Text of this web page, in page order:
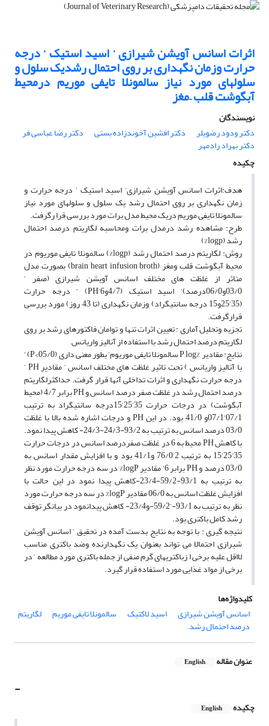
اثرات اسانس آویشن شیرازی ‘ اسید استیک ‘ درجه
حرارت وزمان نگهداری بر روی احتمال رشدیک سلول و
سلولهای مورد نیاز سالمونلا تایفی موریم درمحیط
آبگوشت قلب –مغز
نویسندگان
دکتر ودود رضویلر
دکتر افشین آخوندزاده بستی دکتر رضا عباسی فر
دکتر بهراد رادمهر
چکیده
هدف:اثرات اسانس آویشن شیرازی‘ اسید استیک ‘ درجه حرارت و
زمان نگهداری بر روی احتمال رشد یک سلول و سلولهای مورد نیاز
سالمونلا تایفی موریم دریک محیط مدل برات مورد بررسی قرا رگرفت.
طرح: مشاهده رشد درمدل برات ومحاسبه لگاریتم درصد احتمال
رشد (logp%)
روش: لگاریتم درصد احتمال رشد (logp%) سالمونلا تایفی موریوم در
محیط آبگوشت قلب ومغز (brain heart infusion broth) بصورت مدل
متاثر از غلظت های مختلف اسانس آویشن شیرازی (صفر ‘
03/0و06/0درصد)‘ اسید استیک (4/7و6‘PH) ‘ درجه حرارت
(35‘25و15 درجه سانتیگراد) وزمان نگهداری (تا 43 روز) مورد بررسی
قرارگرفت.
تجزیه وتحلیل آماری : تعیین اثرات تنها و توامان فاکتورهای رشد بر روی
لگاریتم درصد احتمال رشد با استفاده از آنالیز واریانس
نتایج: مقادیر %P log سالمونلا تایفی موریوم‘ بطور معنی داری (05/0>P) ‘
با آنالیز واریانس ) تحت تاثیر غلظت های مختلف اسانس ‘ مقادیر PH ‘
درجه حرارت نگهداری و اثرات تداخلی آنها قرار گرفت. حداکثرلگاریتم
درصد احتمال رشد در غلظت صفر درصد اسانس و PH برابر 4/7 (محیط
آبگوشت) در درجات حرارت 35‘25‘15درجه سانتیگراد به ترتیب
07/1‘07/1و 41/0 بود. در این PH و درجات اشاره شده بالا با غلظت
03/0 درصد اسانس به ترتیب به 93/2-24/3-24/3- کاهش پیدا نمود.
با کاهش PH محیط به 6 در غلظت صفردرصد اسانس در درجات حرارت
35‘25‘15 به ترتیب 2‘76/0 و41/1 بود و با افزایش مقدار اسانس به
03/0 درصد و PH برابر 6‘ مقادیر logP% در سه درجه حرارت مورد نظر
به ترتیب به 93/1-59/2-23/4-کاهش پیدا نمود در این حالت با
افزایش غلظت اسانس به 06/0 مقادیر logP% در سه درجه حرارت مورد
نظر به ترتیب به 93/1-‘59/2-و23/4- کاهش پیدانمود در بیانگر توقف
رشد کامل باکتری بود.
نتیجه گیری : با توجه به نتایج بدست آمده در تحقیق ‘ اسانس آویشن
شیرازی احتمالا می تواند بعنوان یک نگهدارنده وضد باکتری مناسب
لااقل علیه برخی ا زباکتریهای گرم منفی از جمله باکتری مورد مطالعه ‘ در
برخی از مواد غذایی مورد استفاده قرار گیرد.
کلیدواژه‌ها
اسانس آویشن شیرازی
اسید لاکتیک سالمونلا تایفی موریم لگاریتم
درصد احتمال رشد.
عنوان مقاله English
-
چکیده English